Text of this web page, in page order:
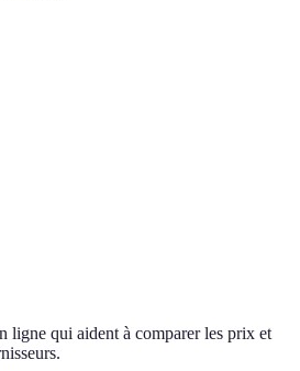
ligne qui aident à comparer les prix et